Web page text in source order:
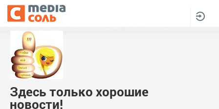
Здесь только хорошие
новости!